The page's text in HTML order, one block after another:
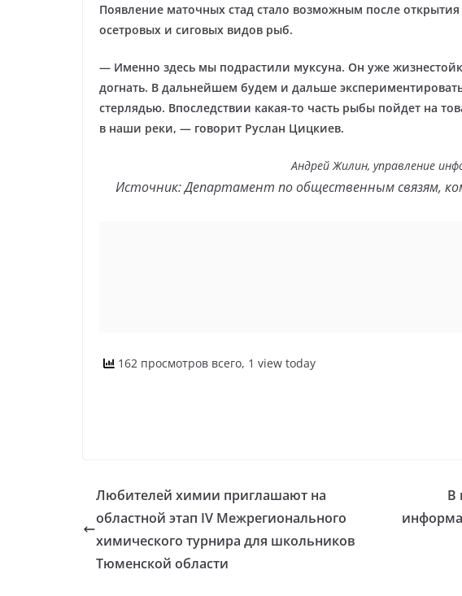
Появление маточных стад стало возможным после
осетровых и сиговых видов рыб.
— Именно здесь мы подрастили муксуна. Он уже
догнать. В дальнейшем будем и дальше
стерлядью. Впоследствии какая-то часть рыбы пойдет на
в наши реки, — говорит Руслан Цицкиев.
Андрей Жилин, управление
Источник: Департамент по общественным связям,
162 просмотров всего, 1 view today
Любителей химии приглашают на
областной этап IV Межрегионального
химического турнира для школьников
Тюменской области
В